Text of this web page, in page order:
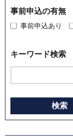
事前申込の有無
事前申込あり
キーワード検索